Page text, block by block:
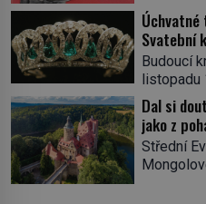
prohlásil
Mirabeau
rychle v
s lístky,“
služce,
Ještě v
fungoval
přídělový
Svatební
Budoucí
listopadu
měla na
tradice
věnuje
Dal si
jako z
Střední